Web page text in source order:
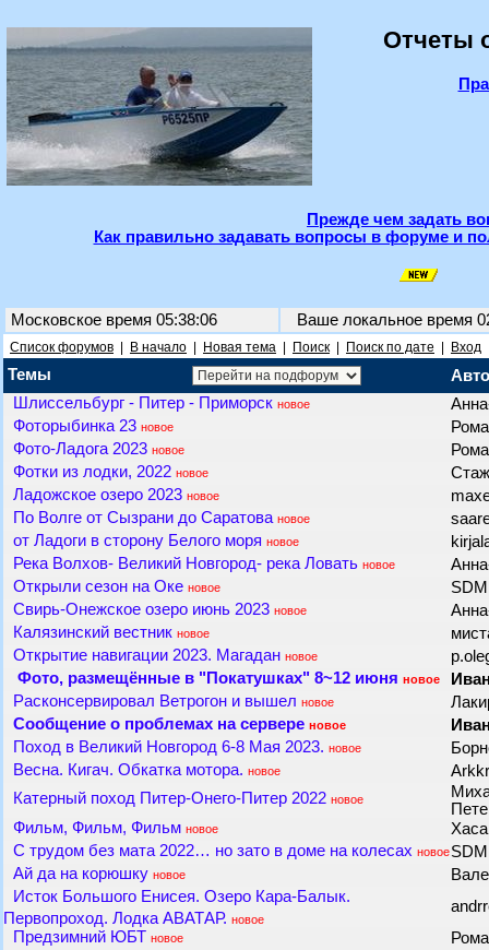
Отчеты
Прежде чем задать
Как правильно задавать вопросы в форуме и
Московское время 05:38:06 Ваше локальное время
Список форумов В начало Новая тема Поиск Поиск по дате Вход
Темы
Шлиссельбург - Питер - Приморск новое
Фоторыбинка 23 новое
Фото-Ладога 2023 новое
Фотки из лодки, 2022 новое
Ладожское озеро 2023 новое
По Волге от Сызрани до Саратова новое
от Ладоги в сторону Белого моря новое
Река Волхов- Великий Новгород- река Ловать новое
Открыли сезон на Оке новое
Свирь-Онежское озеро июнь 2023 новое
Калязинский вестник новое
Открытие навигации 2023. Магадан новое
Фото, размещённые в "Покатушках" 8~12 июня новое
Расконсервировал Ветрогон и вышел новое
Сообщение о проблемах на сервере новое
Поход в Великий Новгород 6-8 Мая 2023. новое
Весна. Кигач. Обкатка мотора. новое
Катерный поход Питер-Онего-Питер 2022 новое
Фильм, Фильм, Фильм новое
С трудом без мата 2022… но зато в доме на колесах новое
Ай да на корюшку новое
Исток Большого Енисея. Озеро Кара-Балык.
Первопроход. Лодка АВАТАР. новое
Предзимний ЮБТ новое